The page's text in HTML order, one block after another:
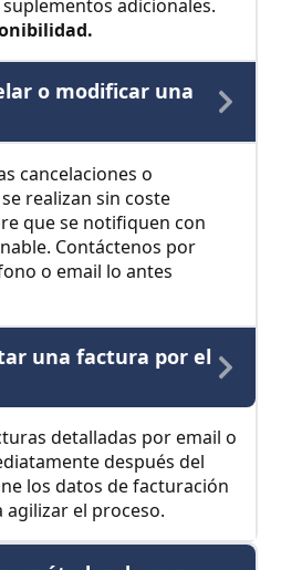
adicionales.
o modificar una
cancelaciones o
realizan sin coste
que se notifiquen con
Contáctenos por
o email lo antes
una factura por el
detalladas por email o
después del
los datos de facturación
agilizar el proceso.